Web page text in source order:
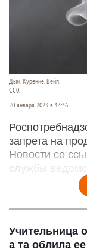
Дым. Курение. Вейп.
СС0.
20 января 2023 в 14:46
запрета на
Новости со
службы
Учительница
а та облила